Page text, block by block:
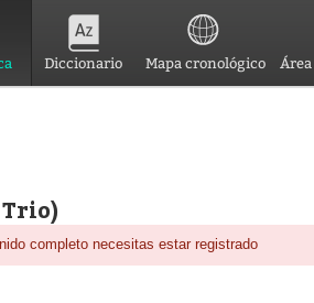
Diccionario Mapa cronológico
completo necesitas estar registrado